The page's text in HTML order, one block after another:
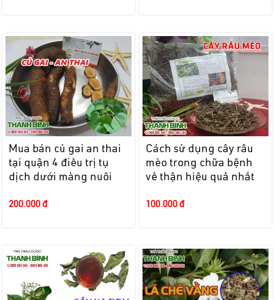
Mua bán củ gai an thai
tại quận 4 điều trị tụ
dịch dưới màng nuôi
200.000 đ
Cách sử dụng cây râu
mèo trong chữa bệnh
về thận hiệu quả nhất
100.000 đ